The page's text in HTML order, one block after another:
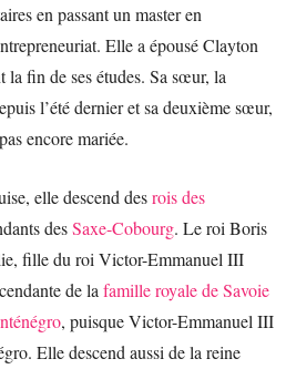
en passant un master en
Elle a épousé Clayton
fin de ses études. Sa sœur, la
l’été dernier et sa deuxième sœur,
encore mariée.
elle descend desrois des
desSaxe-Cobourg. Le roi Boris
fille du roi Victor-Emmanuel III
de la famille royale de Savoie
, puisque Victor-Emmanuel III
Elle descend aussi de la reine